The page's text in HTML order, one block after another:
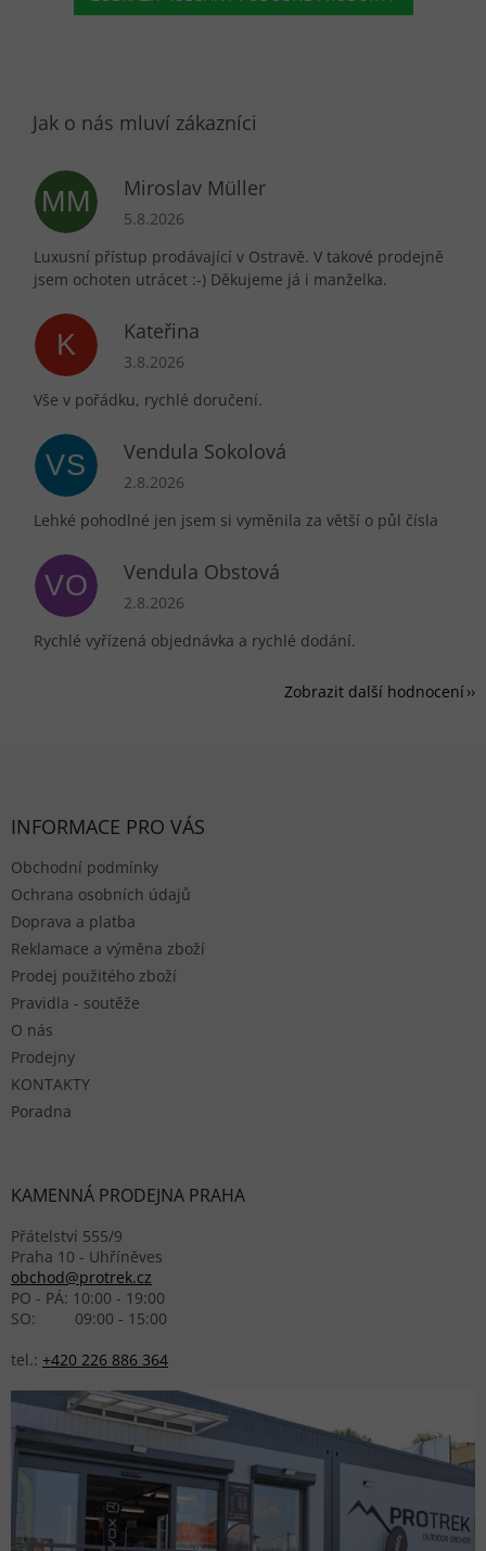
MM Miroslav Müller
Hodnocení obchodu je 5 z 5 hvězdiček.
5.8.2026
Luxusní přístup prodávající v Ostravě. V takové prodejně
jsem ochoten utrácet :-) Děkujeme já i manželka.
K Kateřina
Hodnocení obchodu je 5 z 5 hvězdiček.
3.8.2026
Vše v pořádku, rychlé doručení.
VS Vendula Sokolová
Hodnocení obchodu je 5 z 5 hvězdiček.
2.8.2026
Lehké pohodlné jen jsem si vyměnila za větší o půl čísla
VO Vendula Obstová
Hodnocení obchodu je 5 z 5 hvězdiček.
2.8.2026
Rychlé vyřízená objednávka a rychlé dodání.
Zobrazit další hodnocení
INFORMACE PRO VÁS
Obchodní podmínky
Ochrana osobních údajů
Doprava a platba
Reklamace a výměna zboží
Prodej použitého zboží
Pravidla - soutěže
O nás
Prodejny
KONTAKTY
Poradna
KAMENNÁ PRODEJNA PRAHA
Přátelství 555/9
Praha 10 - Uhříněves
obchod@protrek.cz
PO - PÁ: 10:00 - 19:00
SO: 09:00 - 15:00
tel.: +420 226 886 364